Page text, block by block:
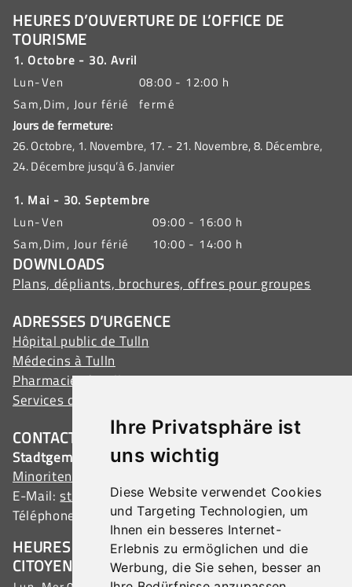
Ihre Privatsphäre ist
uns wichtig
Diese Website verwendet Cookies
und Targeting Technologien, um
Ihnen ein besseres Internet-
Erlebnis zu ermöglichen und die
Werbung, die Sie sehen, besser an
HEURES D’OUVERTURE DE L’OFFICE DE
TOURISME
1. Octobre - 30. Avril
Lun-Ven
08:00 - 12:00 h
Sam,Dim, Jour férié
fermé
Jours de fermeture:
26. Octobre, 1. Novembre, 17. - 21. Novembre, 8. Décembre,
24. Décembre jusqu’à 6. Janvier
1. Mai - 30. Septembre
Lun-Ven
09:00 - 16:00 h
Sam,Dim, Jour férié
10:00 - 14:00 h
DOWNLOADS
Plans, dépliants, brochures, offres pour groupes
ADRESSES D’URGENCE
Hôpital public de Tulln
Médecins à Tulln
Pharmacies à Tulln
Services d’urgence
CONTACT
Stadtgemeinde Tulln
Minoritenplatz 1, 3430 Tulln, Austria
E-Mail:stadtamt@tulln.gv.at
Téléphone :
+43 (0) 2272 690-0
HEURES D’OUVERTURE SERVICE AUX
CITOYENS